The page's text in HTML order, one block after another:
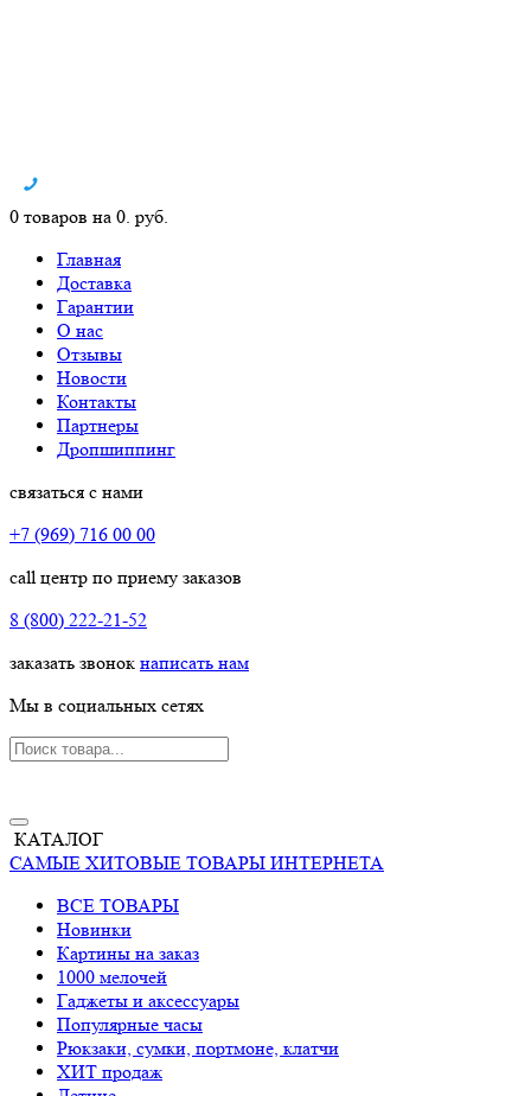
0 товаров на 0. руб.
Главная
Доставка
Гарантии
О нас
Отзывы
Новости
Контакты
Партнеры
Дропшиппинг
связаться с нами
+7 (969) 716 00 00
call центр по приему заказов
8 (800) 222-21-52
заказать звонок написать нам
Мы в социальных сетях
КАТАЛОГ
САМЫЕ ХИТОВЫЕ ТОВАРЫ ИНТЕРНЕТА
ВСЕ ТОВАРЫ
Новинки
Картины на заказ
1000 мелочей
Гаджеты и аксессуары
Популярные часы
Рюкзаки, сумки, портмоне, клатчи
ХИТ продаж